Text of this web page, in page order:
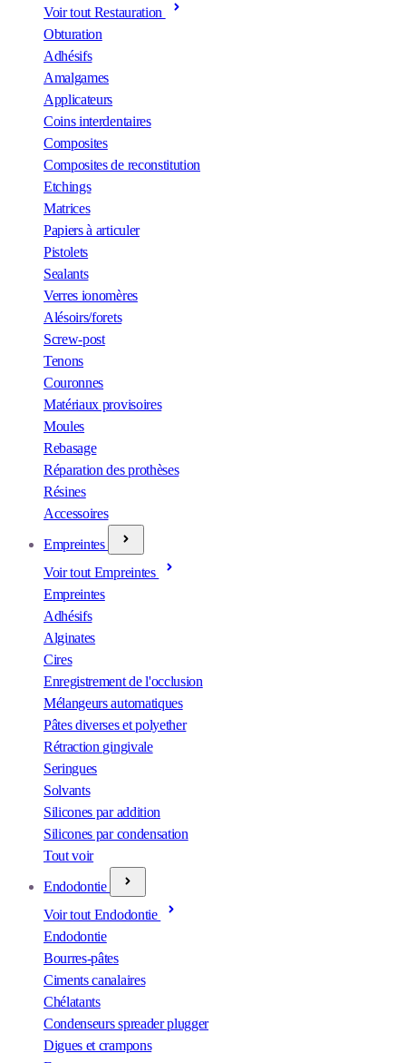
Voir tout Restauration
Obturation
Adhésifs
Amalgames
Applicateurs
Coins interdentaires
Composites
Composites de reconstitution
Etchings
Matrices
Papiers à articuler
Pistolets
Sealants
Verres ionomères
Alésoirs/forets
Screw-post
Tenons
Couronnes
Matériaux provisoires
Moules
Rebasage
Réparation des prothèses
Résines
Accessoires
Empreintes
Voir tout Empreintes
Empreintes
Adhésifs
Alginates
Cires
Enregistrement de l'occlusion
Mélangeurs automatiques
Pâtes diverses et polyether
Rétraction gingivale
Seringues
Solvants
Silicones par addition
Silicones par condensation
Tout voir
Endodontie
Voir tout Endodontie
Endodontie
Bourres-pâtes
Ciments canalaires
Chélatants
Condenseurs spreader plugger
Digues et crampons